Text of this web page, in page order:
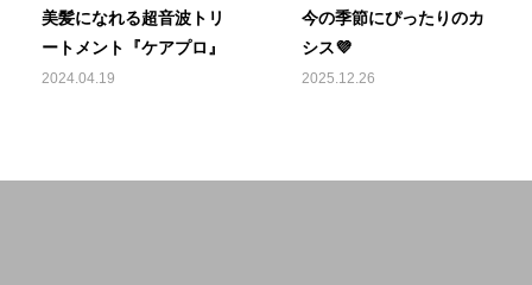
美髪になれる超音波トリ
ートメント『ケアプロ』
2024.04.19
今の季節にぴったりのカ
シス💜
2025.12.26